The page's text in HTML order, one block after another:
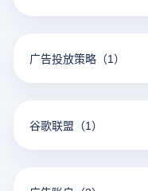
广告投放策略 （1）
谷歌联盟 （1）